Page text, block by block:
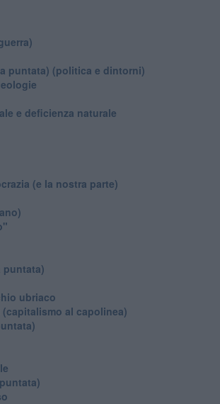
puntata) (politica e dintorni)
e deficienza naturale
(e la nostra parte)
puntata)
ubriaco
al capolinea)